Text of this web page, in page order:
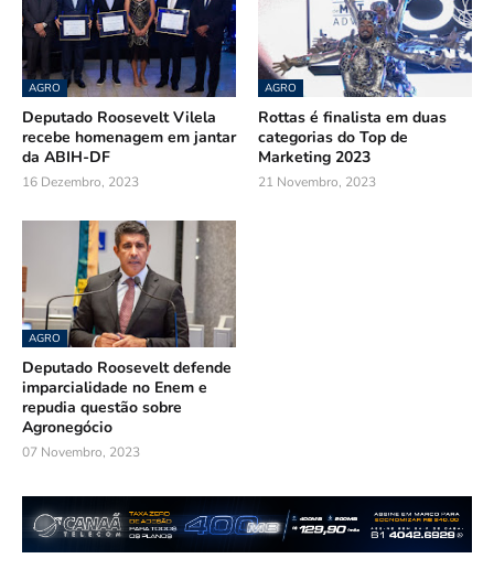
AGRO
Deputado Roosevelt Vilela
recebe homenagem em jantar
da ABIH-DF
16 Dezembro, 2023
AGRO
Rottas é finalista em duas
categorias do Top de
Marketing 2023
21 Novembro, 2023
AGRO
Deputado Roosevelt defende
imparcialidade no Enem e
repudia questão sobre
Agronegócio
07 Novembro, 2023